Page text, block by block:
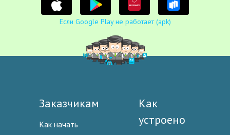
Если Google Play не работает (apk)
Заказчикам
Как начать
Как
устроено